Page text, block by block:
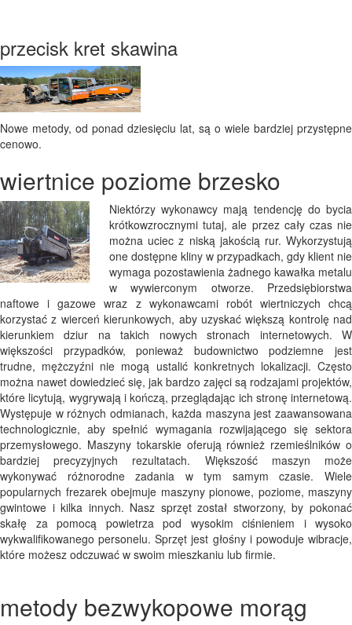
przecisk kret skawina
Nowe metody, od ponad dziesięciu lat, są o wiele bardziej przystępne
cenowo.
wiertnice poziome brzesko
Niektórzy wykonawcy mają tendencję do bycia
krótkowzrocznymi tutaj, ale przez cały czas nie
można uciec z niską jakością rur. Wykorzystują
one dostępne kliny w przypadkach, gdy klient nie
wymaga pozostawienia żadnego kawałka metalu
w wywierconym otworze. Przedsiębiorstwa
naftowe i gazowe wraz z wykonawcami robót wiertniczych chcą
korzystać z wierceń kierunkowych, aby uzyskać większą kontrolę nad
kierunkiem dziur na takich nowych stronach internetowych. W
większości przypadków, ponieważ budownictwo podziemne jest
trudne, mężczyźni nie mogą ustalić konkretnych lokalizacji. Często
można nawet dowiedzieć się, jak bardzo zajęci są rodzajami projektów,
które licytują, wygrywają i kończą, przeglądając ich stronę internetową.
Występuje w różnych odmianach, każda maszyna jest zaawansowana
technologicznie, aby spełnić wymagania rozwijającego się sektora
przemysłowego. Maszyny tokarskie oferują również rzemieślników o
bardziej precyzyjnych rezultatach. Większość maszyn może
wykonywać różnorodne zadania w tym samym czasie. Wiele
popularnych frezarek obejmuje maszyny pionowe, poziome, maszyny
gwintowe i kilka innych. Nasz sprzęt został stworzony, by pokonać
skałę za pomocą powietrza pod wysokim ciśnieniem i wysoko
wykwalifikowanego personelu. Sprzęt jest głośny i powoduje wibracje,
które możesz odczuwać w swoim mieszkaniu lub firmie.
metody bezwykopowe morąg